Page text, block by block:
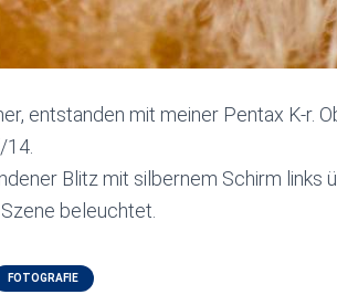
entstanden mit meiner Pentax K-r.
Blitz mit silbernem Schirm
beleuchtet.
FOTOGRAFIE